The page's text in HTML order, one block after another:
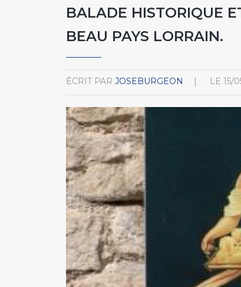
BALADE HISTORIQUE
BEAU PAYS LORRAIN.
ÉCRIT PAR JOSEBURGEON LE 15/